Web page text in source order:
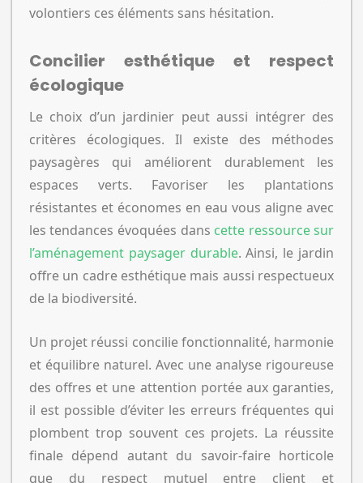
volontiers ces éléments sans hésitation.
Concilier esthétique et respect
écologique
Le choix d’un jardinier peut aussi intégrer des
critères écologiques. Il existe des méthodes
paysagères qui améliorent durablement les
espaces verts. Favoriser les plantations
résistantes et économes en eau vous aligne avec
les tendances évoquées dans cette ressource sur
l’aménagement paysager durable. Ainsi, le jardin
offre un cadre esthétique mais aussi respectueux
de la biodiversité.
Un projet réussi concilie fonctionnalité, harmonie
et équilibre naturel. Avec une analyse rigoureuse
des offres et une attention portée aux garanties,
il est possible d’éviter les erreurs fréquentes qui
plombent trop souvent ces projets. La réussite
finale dépend autant du savoir-faire horticole
que du respect mutuel entre client et